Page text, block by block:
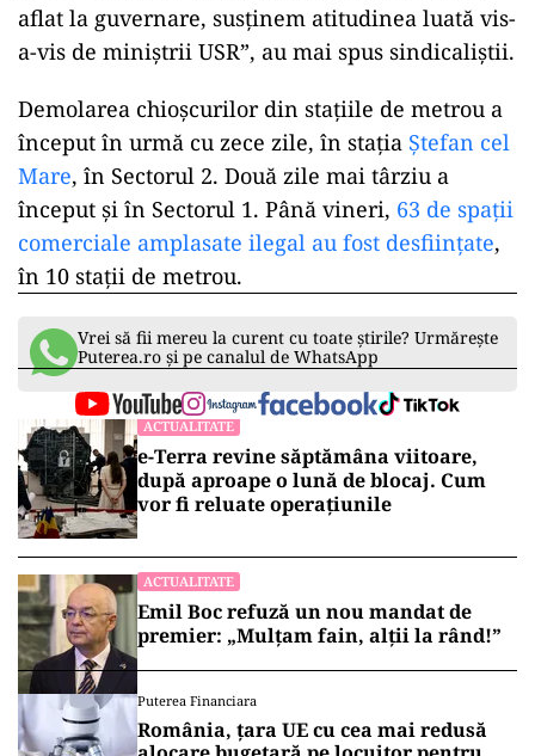
aflat la guvernare, susținem atitudinea luată vis-
a-vis de miniștrii USR”, au mai spus sindicaliștii.
Demolarea chioșcurilor din stațiile de metrou a
început în urmă cu zece zile, în stația Ștefan cel
Mare, în Sectorul 2. Două zile mai târziu a
început și în Sectorul 1. Până vineri, 63 de spații
comerciale amplasate ilegal au fost desființate,
în 10 stații de metrou.
Vrei să fii mereu la curent cu toate știrile? Urmărește
Puterea.ro și pe canalul de WhatsApp
ACTUALITATE
e-Terra revine săptămâna viitoare,
după aproape o lună de blocaj. Cum
vor fi reluate operațiunile
ACTUALITATE
Emil Boc refuză un nou mandat de
premier: „Mulțam fain, alții la rând!”
Puterea Financiara
România, țara UE cu cea mai redusă